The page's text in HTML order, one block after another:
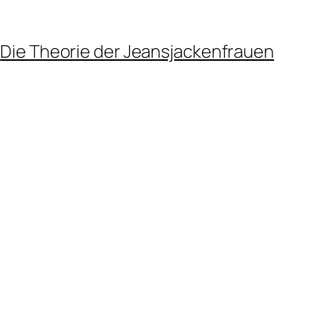
Die Theorie der Jeansjackenfrauen